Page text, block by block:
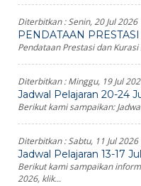
Diterbitkan :Senin, 20 Jul 2026
PENDATAAN PRESTASI
Pendataan Prestasi dan
Diterbitkan :Minggu, 19 Jul
Jadwal Pelajaran 20-24
Berikut kami sampaikan:
Diterbitkan :Sabtu, 11 Jul 2026
Jadwal Pelajaran 13-17
Berikut kami sampaikan
2026, klik...